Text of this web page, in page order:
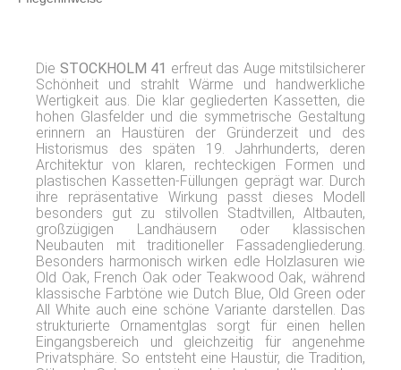
Die STOCKHOLM 41 erfreut das Auge mitstilsicherer
Schönheit und strahlt Wärme und handwerkliche
Wertigkeit aus. Die klar gegliederten Kassetten, die
hohen Glasfelder und die symmetrische Gestaltung
erinnern an Haustüren der Gründerzeit und des
Historismus des späten 19. Jahrhunderts, deren
Architektur von klaren, rechteckigen Formen und
plastischen Kassetten-Füllungen geprägt war. Durch
ihre repräsentative Wirkung passt dieses Modell
besonders gut zu stilvollen Stadtvillen, Altbauten,
großzügigen Landhäusern oder klassischen
Neubauten mit traditioneller Fassadengliederung.
Besonders harmonisch wirken edle Holzlasuren wie
Old Oak, French Oak oder Teakwood Oak, während
klassische Farbtöne wie Dutch Blue, Old Green oder
All White auch eine schöne Variante darstellen. Das
strukturierte Ornamentglas sorgt für einen hellen
Eingangsbereich und gleichzeitig für angenehme
Privatsphäre. So entsteht eine Haustür, die Tradition,